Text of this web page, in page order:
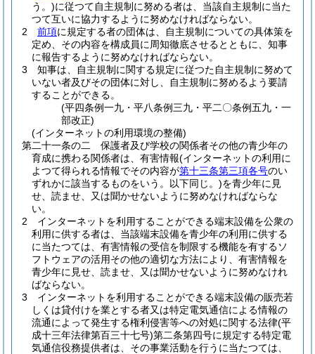
う。)に従つて自主規制に努める者は、当該自主規制に当た
つて互いに協力するように努めなければならない。
2
前項に規定する者の団体は、自主規制についての具体策を
定め、その内容を構成員に周知徹底させるとともに、知事
に報告するように努めなければならない。
3
知事は、自主規制に関する規定に従つた自主規制に努めて
いない者及びその団体に対し、自主規制に努めるよう要請
することができる。
(平四条例一九・平八条例三九・平二〇条例五九・一
部改正)
(インターネットの利用環境の整備)
第二十一条の二
保護者及び学校の関係者その他の青少年の
育成に携わる関係者は、有害情報(インターネットの利用に
よつて得られる情報でその内容が第十三条第三項各号のい
ずれかに該当するものをいう。以下同じ。)を青少年に見
せ、読ませ、又は聞かせないように努めなければならな
い。
2
インターネットを利用することができる端末設備を公衆の
利用に供する者は、当該端末設備を青少年の利用に供する
に当たつては、有害情報の受信を制限する機能を有するソ
フトウェアの活用その他の適切な方法により、有害情報を
青少年に見せ、読ませ、又は聞かせないように努めなけれ
ばならない。
3
インターネットを利用することができる端末設備の販売若
しくは貸付けを業とする者又は特定電気通信による情報の
流通によって発生する権利侵害等への対処に関する法律(平
成十三年法律第百三十七号)第二条第四号に規定する特定電
気通信役務提供者は、その事業活動を行うに当たつては、